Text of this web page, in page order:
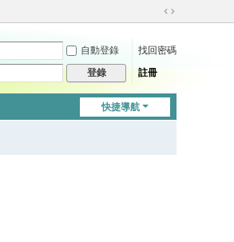
切
到
自動登錄
找回密碼
登錄 註冊
快捷導航